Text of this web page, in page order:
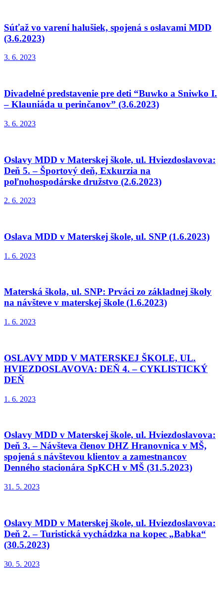
Súťaž vo varení halušiek, spojená s oslavami MDD
(3.6.2023)
3. 6. 2023
Divadelné predstavenie pre deti “Buwko a Sniwko I.
– Klauniáda u perinčanov” (3.6.2023)
3. 6. 2023
Oslavy MDD v Materskej škole, ul. Hviezdoslavova:
Deň 5. – Športový deň, Exkurzia na
poľnohospodárske družstvo (2.6.2023)
2. 6. 2023
Oslava MDD v Materskej škole, ul. SNP (1.6.2023)
1. 6. 2023
Materská škola, ul. SNP: Prváci zo základnej školy
na návšteve v materskej škole (1.6.2023)
1. 6. 2023
OSLAVY MDD V MATERSKEJ ŠKOLE, UL.
HVIEZDOSLAVOVA: DEŇ 4. – CYKLISTICKÝ
DEŇ
1. 6. 2023
Oslavy MDD v Materskej škole, ul. Hviezdoslavova:
Deň 3. – Návšteva členov DHZ Hranovnica v MŠ,
spojená s návštevou klientov a zamestnancov
Denného stacionára SpKCH v MŠ (31.5.2023)
31. 5. 2023
Oslavy MDD v Materskej škole, ul. Hviezdoslavova:
Deň 2. – Turistická vychádzka na kopec „Babka“
(30.5.2023)
30. 5. 2023